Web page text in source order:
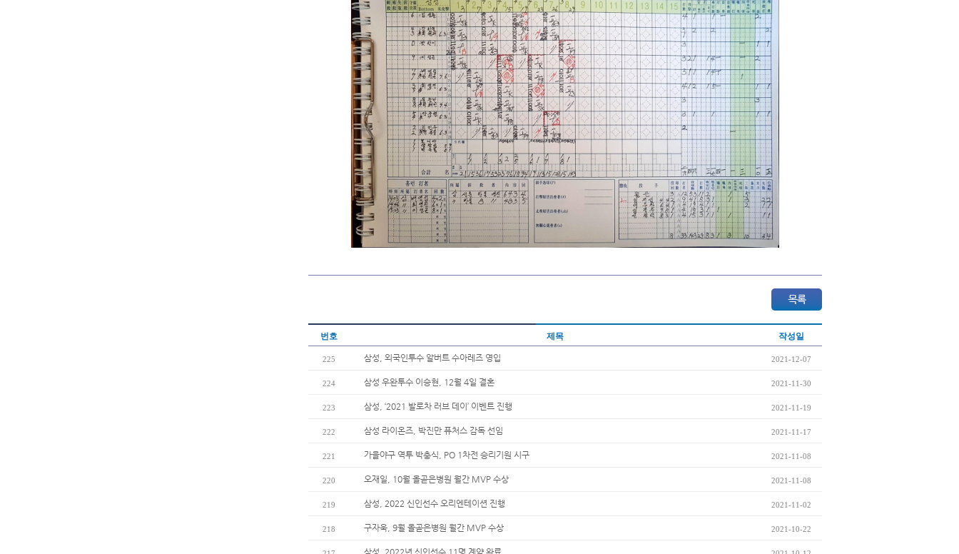
번호 제목 작성일
225 삼성, 외국인투수 알버트 수아레즈 영입 2021-12-07
224 삼성 우완투수 이승현, 12월 4일 결혼 2021-11-30
223 삼성, ‘2021 발로차 러브 데이’ 이벤트 진행 2021-11-19
222 삼성 라이온즈, 박진만 퓨처스 감독 선임 2021-11-17
221 가을야구 역투 박충식, PO 1차전 승리기원 시구 2021-11-08
220 오재일, 10월 올곧은병원 월간 MVP 수상 2021-11-08
219 삼성, 2022 신인선수 오리엔테이션 진행 2021-11-02
218 구자욱, 9월 올곧은병원 월간 MVP 수상 2021-10-22
삼성, 2022년 신인선수 11명 계약 완료